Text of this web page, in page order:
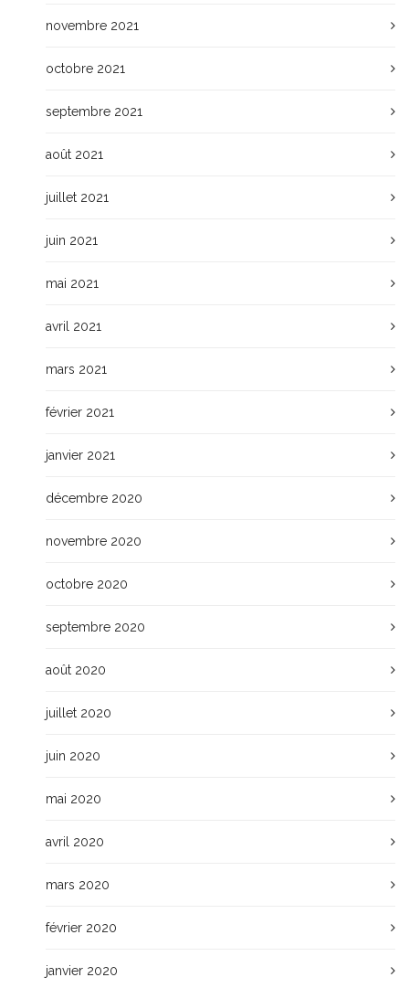
novembre 2021
octobre 2021
septembre 2021
août 2021
juillet 2021
juin 2021
mai 2021
avril 2021
mars 2021
février 2021
janvier 2021
décembre 2020
novembre 2020
octobre 2020
septembre 2020
août 2020
juillet 2020
juin 2020
mai 2020
avril 2020
mars 2020
février 2020
janvier 2020